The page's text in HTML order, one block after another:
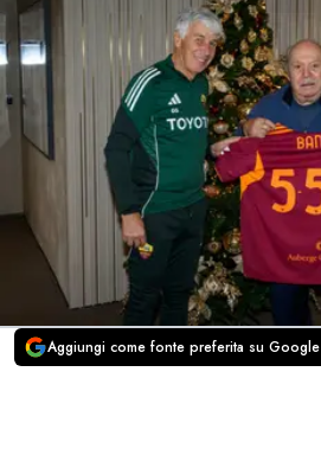
Aggiungi come fonte preferita su Google